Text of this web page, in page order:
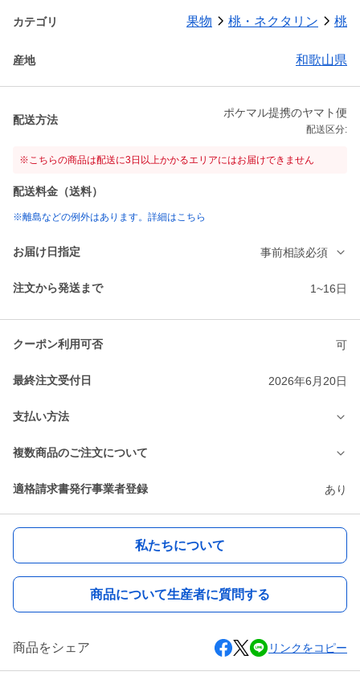
カテゴリ 果物 桃・ネクタリン 桃
産地 和歌山県
配送方法
ポケマル提携のヤマト便
配送区分:
※こちらの商品は配送に3日以上かかるエリアにはお届けできません
配送料金（送料）
※離島などの例外はあります。詳細はこちら
お届け日指定 事前相談必須
注文から発送まで 1~16日
クーポン利用可否 可
最終注文受付日 2026年6月20日
支払い方法
複数商品のご注文について
適格請求書発行事業者登録 あり
私たちについて
商品について生産者に質問する
商品をシェア リンクをコピー